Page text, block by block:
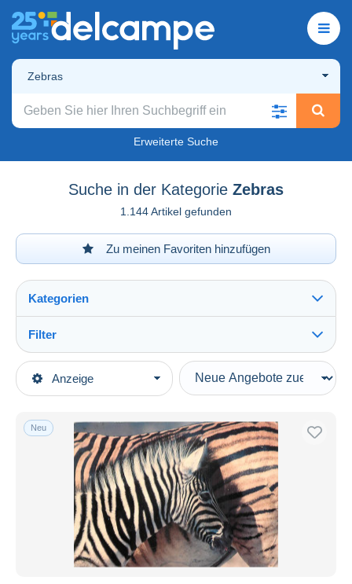
Zebras
Erweiterte Suche
Suche in der Kategorie Zebras
1.144 Artikel gefunden
Zu meinen Favoriten hinzufügen
Anzeige
Kategorien
Hauptkategorien
Motive
Tierwelt & Fauna
Filter
Art der Verkäufe
Laufende Angebote
Festpreise
Auktionen mit Geboten
Auktionen ohne Gebote
Auktionshäuser
Verkauft
Alle Laufzeiten
Neu